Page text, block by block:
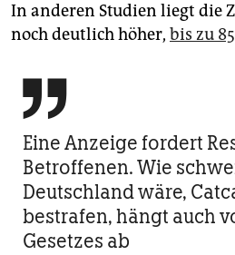
In anderen Studien liegt die
noch deutlich höher, bis zu

Eine Anzeige fordert
Betroffenen. Wie
Deutschland wäre,
bestrafen, hängt auch
Gesetzes ab